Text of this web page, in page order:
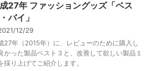
27年 ファッショングッズ「ベス
バイ」
12/29
27年（2015年）に、レビューのために購入し
かった製品ベスト３と、改善して欲しい製品１
採り上げてご紹介します。